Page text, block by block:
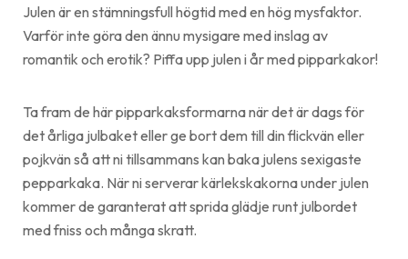
Julen är en stämningsfull högtid med en hög mysfaktor.
Varför inte göra den ännu mysigare med inslag av
romantik och erotik? Piffa upp julen i år med pipparkakor!
Ta fram de här pipparkaksformarna när det är dags för
det årliga julbaket eller ge bort dem till din flickvän eller
pojkvän så att ni tillsammans kan baka julens sexigaste
pepparkaka. När ni serverar kärlekskakorna under julen
kommer de garanterat att sprida glädje runt julbordet
med fniss och många skratt.